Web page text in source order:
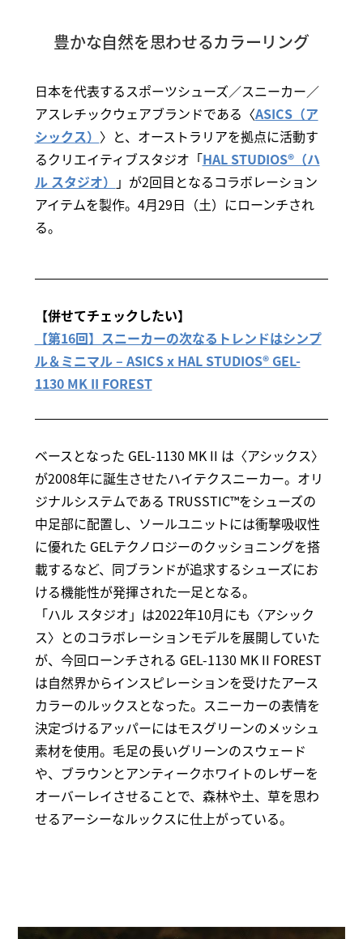
豊かな自然を思わせるカラーリング
日本を代表するスポーツシューズ／スニーカー／
アスレチックウェアブランドである〈ASICS（ア
シックス） 〉と、オーストラリアを拠点に活動す
るクリエイティブスタジオ「HAL STUDIOS®（ハ
ル スタジオ） 」が2回目となるコラボレーション
アイテムを製作。4月29日（土）にローンチされ
る。
【併せてチェックしたい】
【第16回】スニーカーの次なるトレンドはシンプ
ル＆ミニマル – ASICS x HAL STUDIOS® GEL-
1130 MK II FOREST
ベースとなった GEL-1130 MK II は〈アシックス〉
が2008年に誕生させたハイテクスニーカー。オリ
ジナルシステムである TRUSSTIC™をシューズの
中足部に配置し、ソールユニットには衝撃吸収性
に優れた GELテクノロジーのクッショニングを搭
載するなど、同ブランドが追求するシューズにお
ける機能性が発揮された一足となる。
「ハル スタジオ」は2022年10月にも〈アシック
ス〉とのコラボレーションモデルを展開していた
が、今回ローンチされる GEL-1130 MK II FOREST
は自然界からインスピレーションを受けたアース
カラーのルックスとなった。スニーカーの表情を
決定づけるアッパーにはモスグリーンのメッシュ
素材を使用。毛足の長いグリーンのスウェード
や、ブラウンとアンティークホワイトのレザーを
オーバーレイさせることで、森林や土、草を思わ
せるアーシーなルックスに仕上がっている。